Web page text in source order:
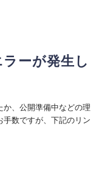
ーが発生し
、公開準備中などの理
数ですが、下記のリン